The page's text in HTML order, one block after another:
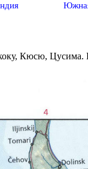
Кюсю, Цусима.